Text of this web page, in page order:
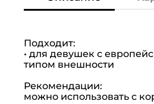
Подходит:
• для девушек с
типом внешности
Рекомендации:
можно использовать с